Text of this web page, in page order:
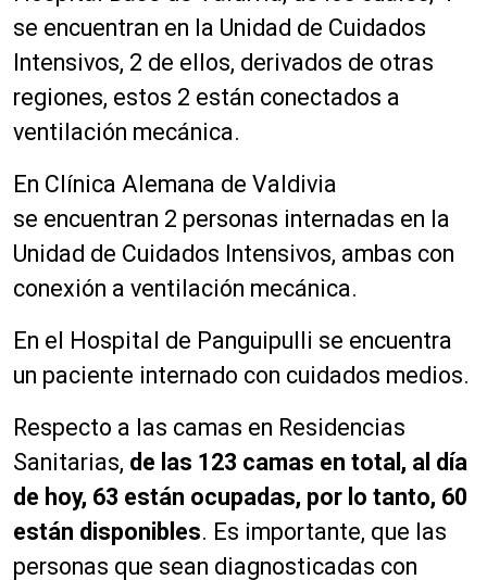
se encuentran en la Unidad de Cuidados
Intensivos, 2 de ellos, derivados de otras
regiones, estos 2 están conectados a
ventilación mecánica.
En Clínica Alemana de Valdivia
se encuentran 2 personas internadas en la
Unidad de Cuidados Intensivos, ambas con
conexión a ventilación mecánica.
En el Hospital de Panguipulli se encuentra
un paciente internado con cuidados medios.
Respecto a las camas en Residencias
Sanitarias, de las 123 camas en total, al día
de hoy, 63 están ocupadas, por lo tanto, 60
están disponibles. Es importante, que las
personas que sean diagnosticadas con